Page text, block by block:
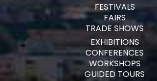
FESTIVALS
FAIRS
TRADE SHOWS
EXHIBITIONS
CONFERENCES
WORKSHOPS
GUIDED TOURS